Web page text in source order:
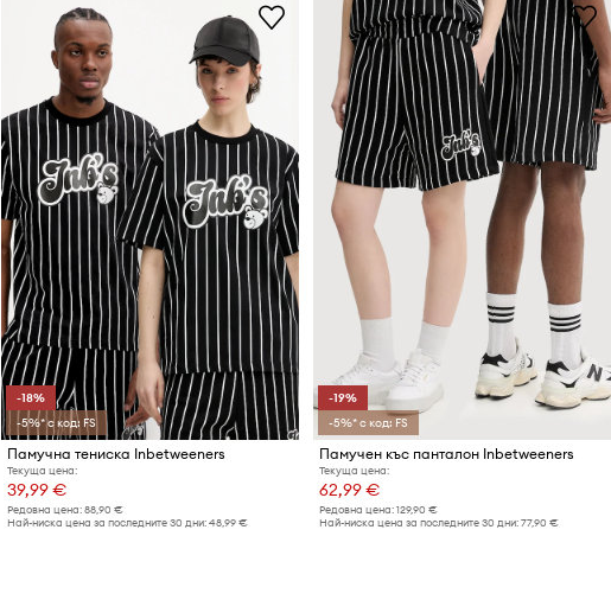
-18%
-5%* с код: FS
Памучна тениска Inbetweeners
Текуща цена:
39,99 €
Редовна цена: 88,90 €
Най-ниска цена за последните 30 дни: 48,99 €
-19%
-5%* с код: FS
Памучен къс панталон Inbetweeners
Текуща цена:
62,99 €
Редовна цена: 129,90 €
Най-ниска цена за последните 30 дни: 77,90 €